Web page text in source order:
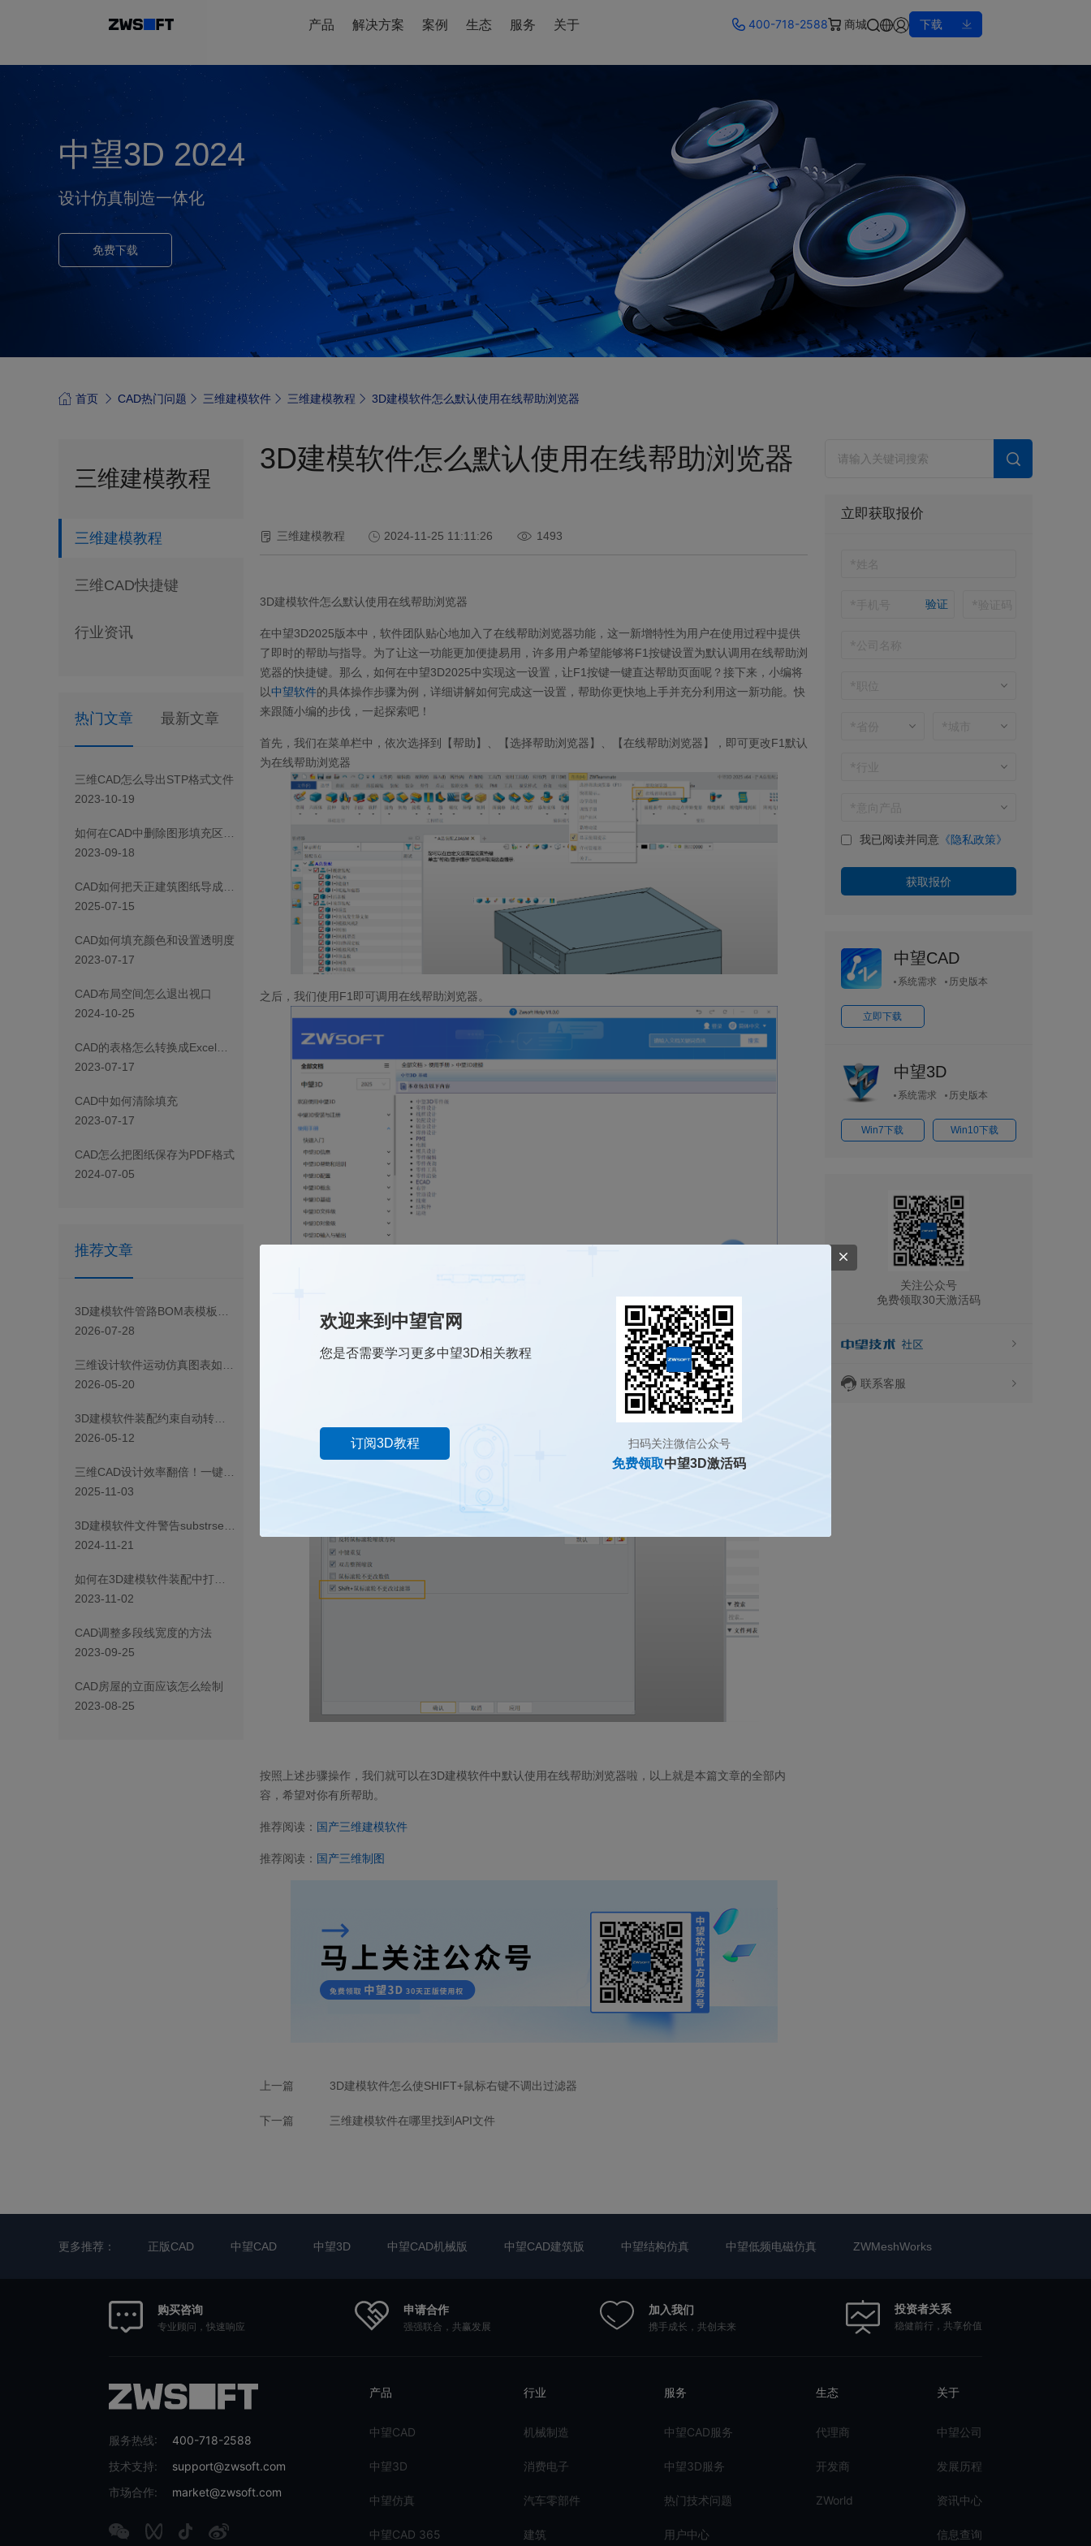
产品 解决方案 案例 生态 服务 关于 400-718-2588 商城 下载
中望3D 2024
设计仿真制造一体化
免费下载
首页 CAD热门问题 三维建模软件 三维建模教程 3D建模软件怎么默认使用在线帮助浏览器
三维建模教程
三维建模教程
三维CAD快捷键
行业资讯
热门文章 最新文章
三维CAD怎么导出STP格式文件
2023-10-19
如何在CAD中删除图形填充区域的一部分
2023-09-18
CAD如何把天正建筑图纸导成天正T3/T8/T9格式版本
2025-07-15
CAD如何填充颜色和设置透明度
2023-07-17
CAD布局空间怎么退出视口
2024-10-25
CAD 的表格怎么转换成Excel表格
2023-07-17
CAD 中如何清除填充
2023-07-17
CAD怎么把图纸保存为PDF格式
2024-07-05
推荐文章
3D建模软件管路BOM表模板中计量单位的修改方法
2026-07-28
三维设计软件运动仿真图表如何细化坐标轴刻度密度（2025版以上）
2026-05-20
3D建模软件装配约束自动转运动副操作指南
2026-05-12
三维CAD设计效率翻倍！一键炸开全部图纸插件，告别繁琐操作
2025-11-03
3D建模软件文件警告substrsec“找不到字符”的原因
2024-11-21
如何在3D建模软件装配中打开小窗口以方便选择约束对象
2023-11-02
CAD调整多段线宽度的方法
2023-09-25
CAD房屋的立面应该怎么绘制
2023-08-25
3D建模软件怎么默认使用在线帮助浏览器
三维建模教程 2024-11-25 11:11:26 1493
3D建模软件怎么默认使用在线帮助浏览器
在中望3D2025版本中，软件团队贴心地加入了在线帮助浏览器功能，这一新增特性为用户在使用过程中提供
了即时的帮助与指导。为了让这一功能更加便捷易用，许多用户希望能够将F1按键设置为默认调用在线帮助浏
览器的快捷键。那么，如何在中望3D2025中实现这一设置，让F1按键一键直达帮助页面呢？接下来，小编将
以中望软件的具体操作步骤为例，详细讲解如何完成这一设置，帮助你更快地上手并充分利用这一新功能。快
来跟随小编的步伐，一起探索吧！
首先，我们在菜单栏中，依次选择到【帮助】、【选择帮助浏览器】、【在线帮助浏览器】，即可更改F1默认
为在线帮助浏览器
之后，我们使用F1 即可调用在线帮助浏览器。
按照上述步骤操作，我们就可以在3D建模软件中默认使用在线帮助浏览器啦，以上就是本篇文章的全部内
容，希望对你有所帮助。
推荐阅读： 国产三维建模软件
推荐阅读： 国产三维制图
上一篇 3D建模软件怎么使SHIFT+鼠标右键不调出过滤器
下一篇 三维建模软件在哪里找到API文件
立即获取报价
验证
我已阅读并同意 《隐私政策》
中望CAD
系统需求 历史版本
立即下载
中望3D
系统需求 历史版本
Win7下载 Win10下载
关注公众号
免费领取30天激活码
联系客服
更多推荐： 正版CAD 中望CAD 中望3D 中望CAD机械版 中望CAD建筑版 中望结构仿真 中望低频电磁仿真 ZWMeshWorks
欢迎来到中望官网
您是否需要学习更多中望3D相关教程
订阅3D教程 扫码关注微信公众号
免费领取中望3D激活码
购买咨询
专业顾问，快速响应
申请合作
强强联合，共赢发展
加入我们
携手成长，共创未来
投资者关系
稳健前行，共享价值
服务热线:
400-718-2588
技术支持:
support@zwsoft.com
市场合作:
market@zwsoft.com
产品
中望CAD
中望3D
中望仿真
中望CAD 365
行业
机械制造
消费电子
汽车零部件
建筑
服务
中望CAD服务
中望3D服务
热门技术问题
用户中心
生态
代理商
开发商
ZWorld
关于
中望公司
发展历程
资讯中心
信息查询